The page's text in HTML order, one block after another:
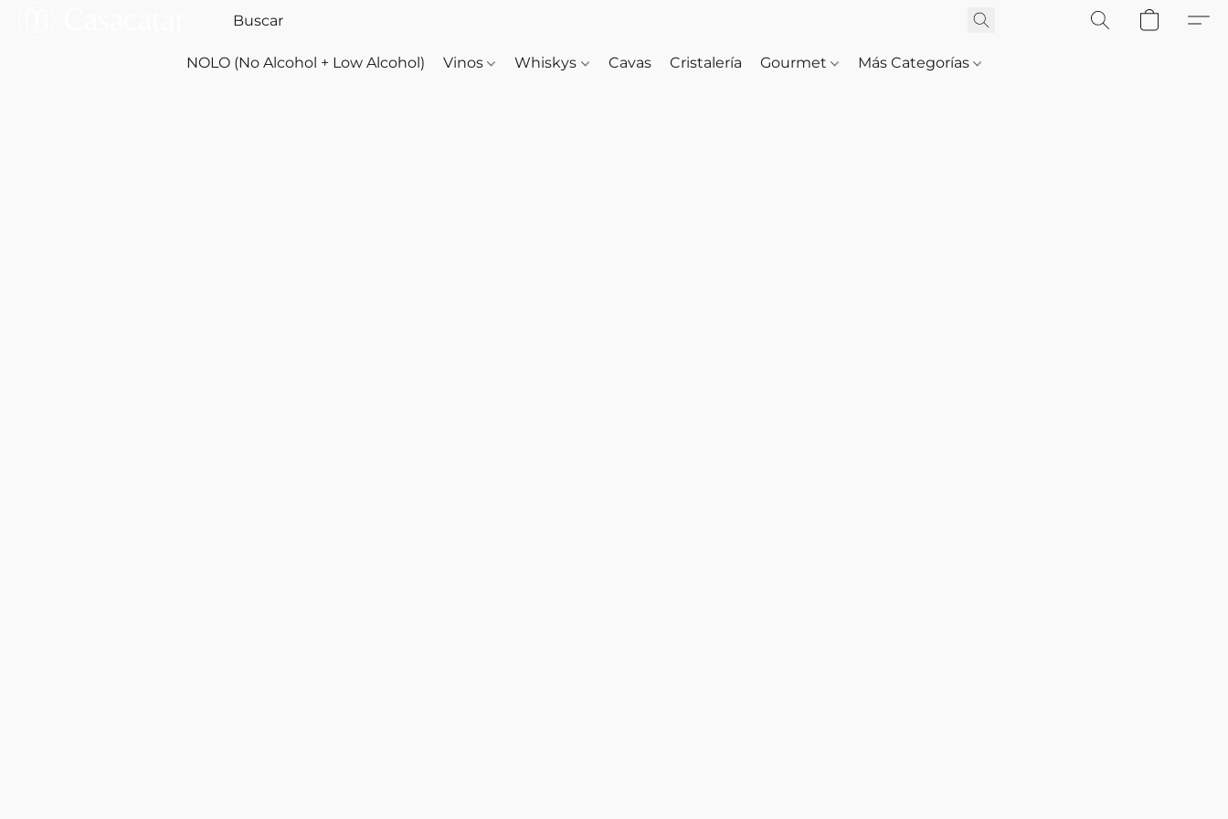
NOLO (No Alcohol + Low Alcohol) Vinos Whiskys Cavas Cristalería Gourmet Más Categorías